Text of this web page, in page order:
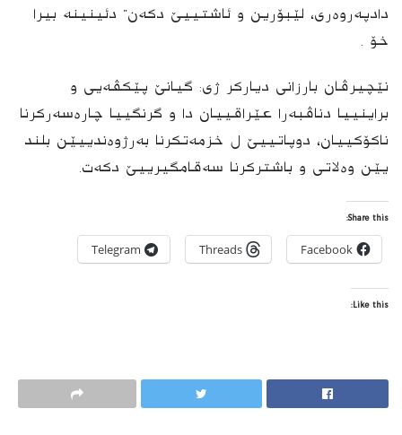
دادپەروەری، لێبۆرین و ئاشتییێ دکەن” دئینینە بیرا
خۆ .
نێچیرڤان بارزانى دیارکر ژی: گیانێ پێکڤەیی و
براینییا دناڤبەرا عێراقییان دا و گرنگییا چارەسەرکرنا
ناکۆکییان، دوپاتییێ ل خزمەتکرنا بەرژوەندییێن بلند
یێن وەلاتی و باشترکرنا سەقامگیرییێ دکەت.
Share this:
Facebook
Threads
Telegram
Like this: